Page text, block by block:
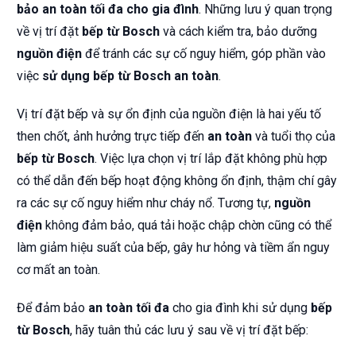
bảo an toàn tối đa cho gia đình. Những lưu ý quan trọng
về vị trí đặt bếp từ Bosch và cách kiểm tra, bảo dưỡng
nguồn điện để tránh các sự cố nguy hiểm, góp phần vào
việc sử dụng bếp từ Bosch an toàn.
Vị trí đặt bếp và sự ổn định của nguồn điện là hai yếu tố
then chốt, ảnh hưởng trực tiếp đến an toàn và tuổi thọ của
bếp từ Bosch. Việc lựa chọn vị trí lắp đặt không phù hợp
có thể dẫn đến bếp hoạt động không ổn định, thậm chí gây
ra các sự cố nguy hiểm như cháy nổ. Tương tự, nguồn
điện không đảm bảo, quá tải hoặc chập chờn cũng có thể
làm giảm hiệu suất của bếp, gây hư hỏng và tiềm ẩn nguy
cơ mất an toàn.
Để đảm bảo an toàn tối đa cho gia đình khi sử dụng bếp
từ Bosch, hãy tuân thủ các lưu ý sau về vị trí đặt bếp: